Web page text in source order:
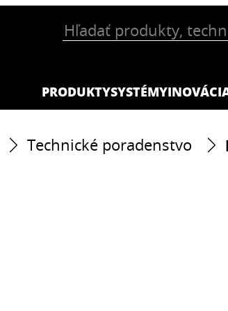
PRODUKTYSYSTÉMY
Technické poradenstvo